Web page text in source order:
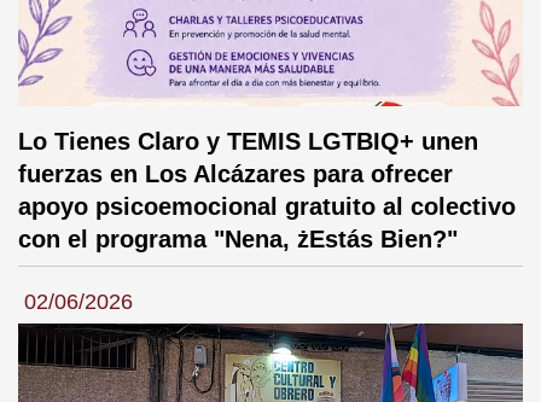
Lo Tienes Claro y TEMIS LGTBIQ+ unen
fuerzas en Los Alcázares para ofrecer
apoyo psicoemocional gratuito al colectivo
con el programa "Nena, żEstás Bien?"
02/06/2026